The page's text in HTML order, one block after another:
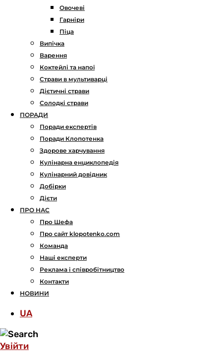
Овочеві
Гарніри
Піца
Випічка
Варення
Коктейлі та напої
Страви в мультиварці
Дієтичні страви
Солодкі страви
ПОРАДИ
Поради експертів
Поради Клопотенка
Здорове харчування
Кулінарна енциклопедія
Кулінарний довідник
Добірки
Дієти
ПРО НАС
Про Шефа
Про сайт klopotenko.com
Команда
Наші експерти
Реклама і співробітництво
Контакти
НОВИНИ
UA
Увійти